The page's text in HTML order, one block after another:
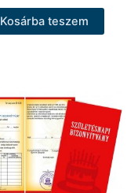
Kosárba teszem